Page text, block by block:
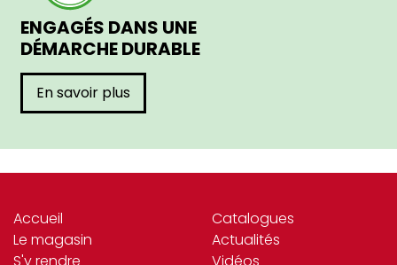
ENGAGÉS DANS UNE
DÉMARCHE DURABLE
En savoir plus
Accueil
Le magasin
Catalogues
Actualités